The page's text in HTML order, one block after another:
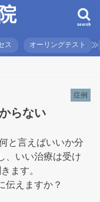
search
ス オーリングテスト
症例
らない
と言えばいいか分
、いい治療は受け
ます。
伝えますか？